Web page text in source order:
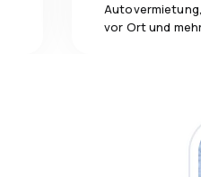
vor Ort und